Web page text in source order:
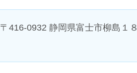
〒416-0932 静岡県富士市柳島１